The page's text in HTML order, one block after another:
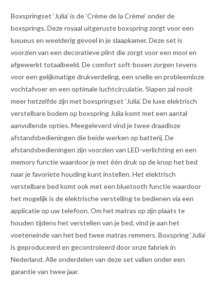
Boxspringset ‘Julia’ is de ‘Crème de la Crème’ onder de
boxsprings. Deze royaal uitgeruste boxspring zorgt voor een
luxueus en weelderig gevoel in je slaapkamer. Deze set is
voorzien van een decoratieve plint die zorgt voor een mooi en
afgewerkt totaalbeeld. De comfort soft-boxen zorgen tevens
voor een gelijkmatige drukverdeling, een snelle en probleemloze
vochtafvoer en een optimale luchtcirculatie. Slapen zal nooit
meer hetzelfde zijn met boxspringset ‘Julia’. De luxe elektrisch
verstelbare bodem op boxspring Julia komt met een aantal
aanvullende opties. Meegeleverd vind je twee draadloze
afstandsbedieningen die beide werken op batterij. De
afstandsbedieningen zijn voorzien van LED-verlichting en een
memory functie waardoor je met één druk op de knop het bed
naar je favoriete houding kunt instellen. Het elektrisch
verstelbare bed komt ook met een bluetooth functie waardoor
het mogelijk is de elektrische verstelling te bedienen via een
applicatie op uw telefoon. Om het matras op zijn plaats te
houden tijdens het verstellen van je bed, vind je aan het
voeteneinde van het bed twee matras remmers. Boxspring ‘Julia’
is geproduceerd en gecontroleerd door onze fabriek in
Nederland. Alle onderdelen van deze set vallen onder een
garantie van twee jaar.